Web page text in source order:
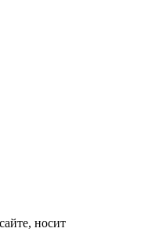
носит